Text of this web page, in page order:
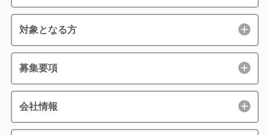
対象となる方
募集要項
会社情報